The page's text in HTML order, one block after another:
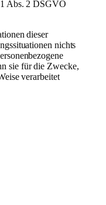
Abs. 2 DSGVO
dieser
nichts
sie für die Zwecke,
verarbeitet